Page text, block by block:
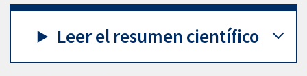
Leer el resumen científico